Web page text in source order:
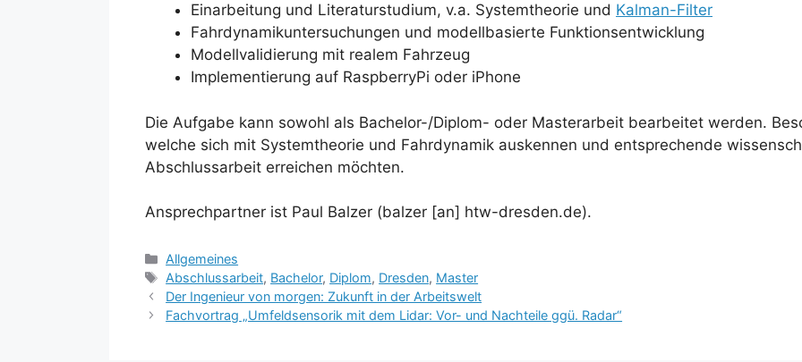
Einarbeitung und Literaturstudium, v.a. Systemtheorie und Kalman-Filter
Fahrdynamikuntersuchungen und modellbasierte Funktionsentwicklung
Modellvalidierung mit realem Fahrzeug
Implementierung auf RaspberryPi oder iPhone
Die Aufgabe kann sowohl als Bachelor-/Diplom- oder Masterarbeit bearbeitet werden.
welche sich mit Systemtheorie und Fahrdynamik auskennen und entsprechende
Abschlussarbeit erreichen möchten.
Ansprechpartner ist Paul Balzer (balzer [an] htw-dresden.de).
Kategorien
Allgemeines
Schlagwörter
Abschlussarbeit, Bachelor, Diplom, Dresden, Master
Der Ingenieur von morgen: Zukunft in der Arbeitswelt
Fachvortrag „Umfeldsensorik mit dem Lidar: Vor- und Nachteile ggü. Radar“